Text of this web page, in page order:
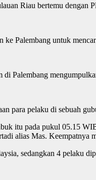
Riau bertemu dengan
ke Palembang untuk
Palembang
para pelaku di sebuah
itu pada pukul 05.15
alias Mas. Keempatnya
sedangkan 4 pelaku